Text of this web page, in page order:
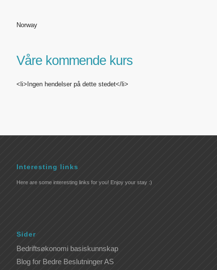
Norway
Våre kommende kurs
<li>Ingen hendelser på dette stedet</li>
Interesting links
Here are some interesting links for you! Enjoy your stay :)
Sider
Bedriftsøkonomi basiskunnskap
Blog for Bedre Beslutninger AS